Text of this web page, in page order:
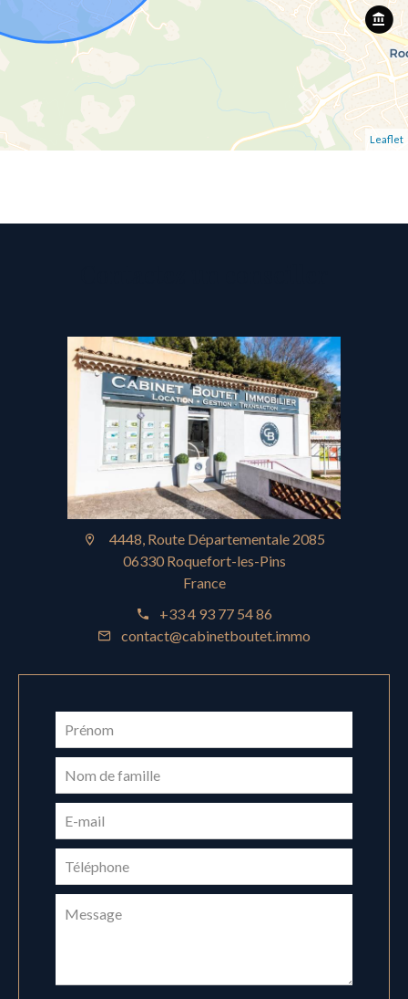
Leaflet
4448, Route Départementale 2085
06330 Roquefort-les-Pins
France
+33 4 93 77 54 86
contact@cabinetboutet.immo